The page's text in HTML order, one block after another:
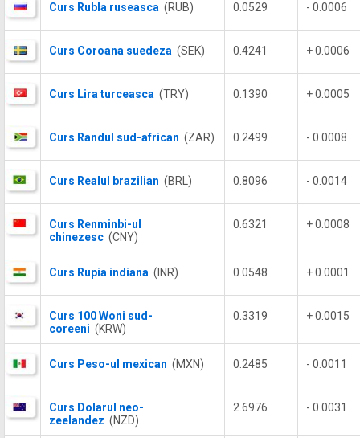
Curs Rubla ruseasca (RUB) 0.0529 - 0.0006
Curs Coroana suedeza (SEK) 0.4241 + 0.0006
Curs Lira turceasca (TRY) 0.1390 + 0.0005
Curs Randul sud-african (ZAR) 0.2499 - 0.0008
Curs Realul brazilian (BRL) 0.8096 - 0.0014
Curs Renminbi-ul
chinezesc (CNY)
0.6321 + 0.0008
Curs Rupia indiana (INR) 0.0548 + 0.0001
Curs 100 Woni sud-
coreeni (KRW)
0.3319 + 0.0015
Curs Peso-ul mexican (MXN) 0.2485 - 0.0011
Curs Dolarul neo-
zeelandez (NZD)
2.6976 - 0.0031